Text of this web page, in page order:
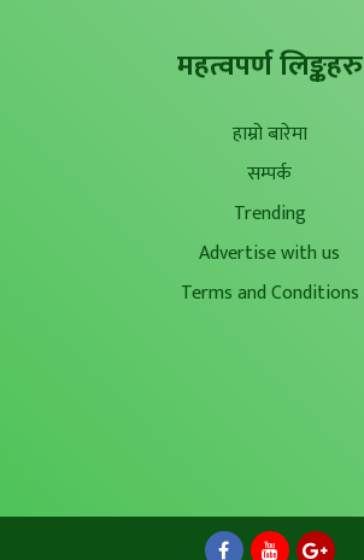
महत्वपर्ण लिङ्कहरु
हाम्रो बारेमा
सम्पर्क
Trending
Advertise with us
Terms and Conditions